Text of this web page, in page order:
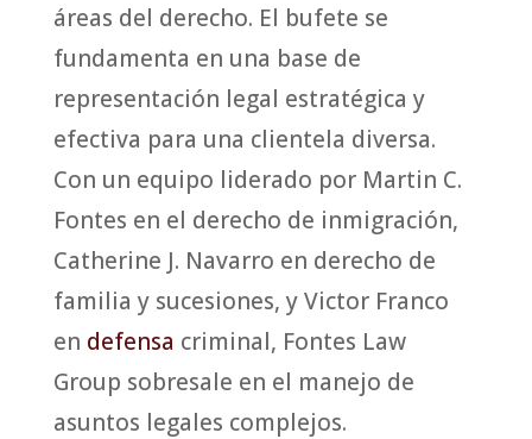
áreas del derecho. El bufete se
fundamenta en una base de
representación legal estratégica y
efectiva para una clientela diversa.
Con un equipo liderado por Martin C.
Fontes en el derecho de inmigración,
Catherine J. Navarro en derecho de
familia y sucesiones, y Victor Franco
en defensa criminal, Fontes Law
Group sobresale en el manejo de
asuntos legales complejos.